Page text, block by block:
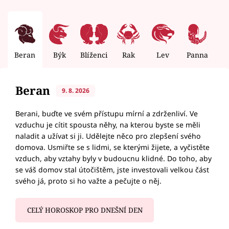
Beran Býk Blíženci Rak Lev Panna
Beran 9. 8. 2026
Berani, buďte ve svém přístupu mírní a zdrženliví. Ve
vzduchu je cítit spousta něhy, na kterou byste se měli
naladit a užívat si ji. Udělejte něco pro zlepšení svého
domova. Usmiřte se s lidmi, se kterými žijete, a vyčistěte
vzduch, aby vztahy byly v budoucnu klidné. Do toho, aby
se váš domov stal útočištěm, jste investovali velkou část
svého já, proto si ho važte a pečujte o něj.
CELÝ HOROSKOP PRO DNEŠNÍ DEN